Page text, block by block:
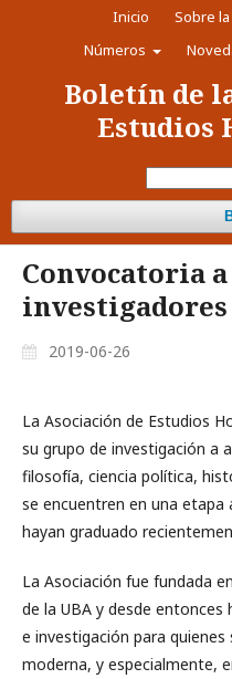
Boletín de
Estudios
Inicio Sobre
Números
Convocatoria
investigadores
2019-06-26
La Asociación de Estudios
su grupo de investigación a
filosofía, ciencia política,
se encuentren en una etapa
hayan graduado
La Asociación fue fundada
de la UBA y desde
e investigación para
moderna, y especialmente,